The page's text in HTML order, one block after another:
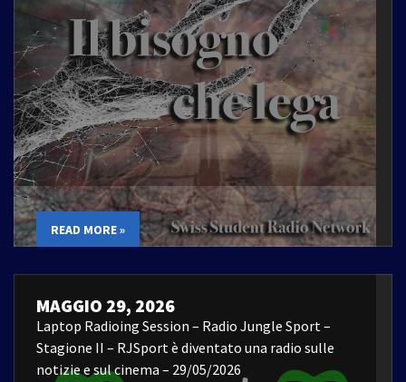
READ MORE »
MAGGIO 29, 2026
Laptop Radioing Session – Radio Jungle Sport –
Stagione II – RJSport è diventato una radio sulle
notizie e sul cinema – 29/05/2026